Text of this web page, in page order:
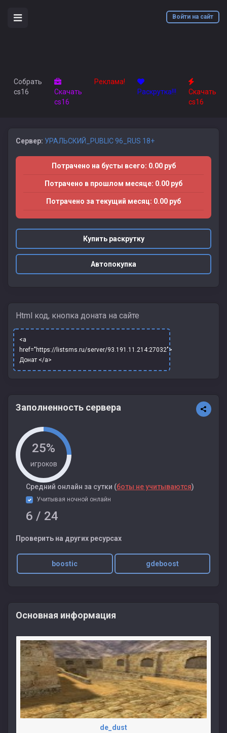
Войти на сайт
Собрать
cs16
Скачать
cs16
Реклама!
Раскрутка!!!
Скачать
cs16
Сервер: УРАЛЬСКИЙ_PUBLIC 96_RUS 18+
Потрачено на бусты всего: 0.00 руб
Потрачено в прошлом месяце: 0.00 руб
Потрачено за текущий месяц: 0.00 руб
Купить раскрутку
Автопокупка
Html код, кнопка доната на сайте
<a
href="https://listsms.ru/server/93.191.11.214:27032">
Донат </a>
Заполненность сервера
25%
игроков
Cредний онлайн за сутки (боты не учитываются)
Учитывая ночной онлайн
6 / 24
Проверить на других ресурсах
boostic gdeboost
Основная информация
de_dust